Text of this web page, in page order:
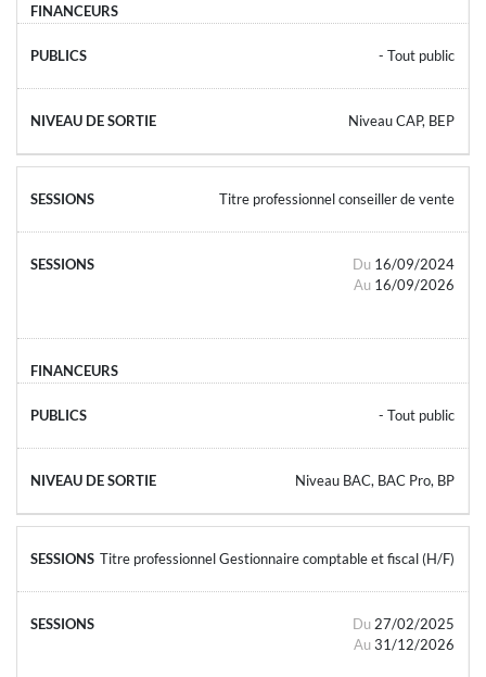
- Tout public
Niveau CAP, BEP
Titre professionnel conseiller de vente
Du 16/09/2024
Au 16/09/2026
- Tout public
Niveau BAC, BAC Pro, BP
Titre professionnel Gestionnaire comptable et fiscal (H/F)
Du 27/02/2025
Au 31/12/2026